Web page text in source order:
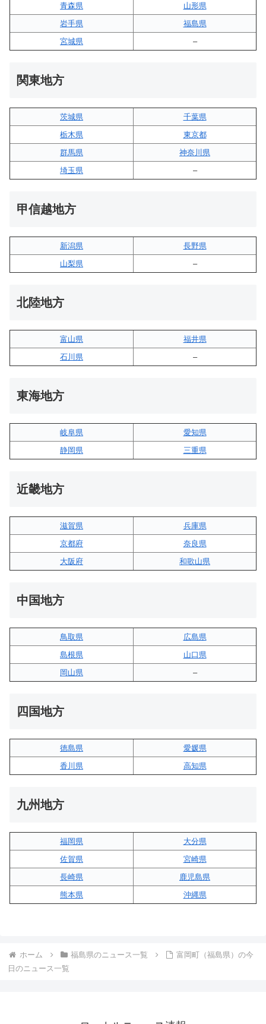
青森県
山形県
岩手県
福島県
宮城県
–
関東地方
茨城県
千葉県
栃木県
東京都
群馬県
神奈川県
埼玉県
–
甲信越地方
新潟県
長野県
山梨県
–
北陸地方
富山県
福井県
石川県
–
東海地方
岐阜県
愛知県
静岡県
三重県
近畿地方
滋賀県
兵庫県
京都府
奈良県
大阪府
和歌山県
中国地方
鳥取県
広島県
島根県
山口県
岡山県
–
四国地方
徳島県
愛媛県
香川県
高知県
九州地方
福岡県
大分県
佐賀県
宮崎県
長崎県
鹿児島県
熊本県
沖縄県
ホーム 福島県のニュース一覧
富岡町（福島県）の今
日のニュース一覧